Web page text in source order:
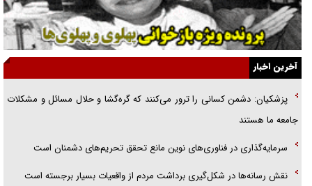
گفت‌وگو با آیت‌الله جاودان/ جفای مخالفان مکانت معنوی رهبر شهید را
ارتقا می‌داد
راننده مست به قانون می‌خندد
همه آقای دوربینی شده‌ایم!
آخرین اخبار
پزشکیان: دشمن کسانی را ترور می‌کنند که گره‌گشا و حلال مسائل و مشکلات
جامعه ما هستند
سرمایه‌گذاری در فناوری‌های نوین مانع تحقق تحریم‌های دشمنان است
نقش رسانه‌ها در شکل‌گیری برداشت مردم از واقعیات بسیار برجسته است